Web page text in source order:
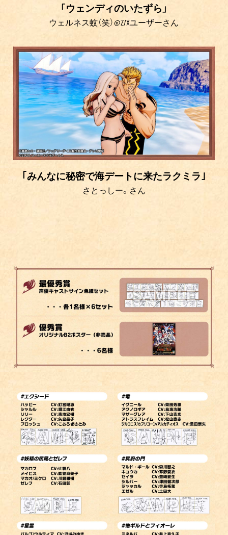
「ウェンディのいたずら」
ウェルネス蚊（笑）@Z/Xユーザーさん
｢みんなに秘密で海デートに来たラクミラ｣
さとっしー。さん